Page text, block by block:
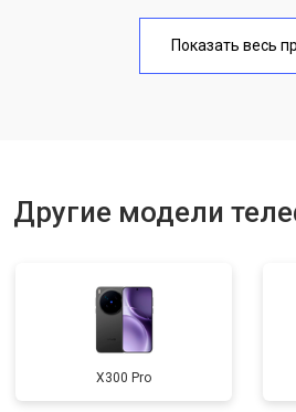
Замена кнопки включения
Показать весь
Другие модели
X300 Pro